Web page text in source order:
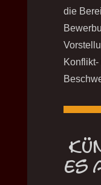
die
Konflikt-
es